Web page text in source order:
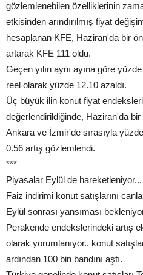
gözlemlenebilen özelliklerinin
etkisinden arındırılmış fiyat
hesaplanan KFE, Haziran'da bir
artarak KFE 111 oldu.
Geçen yılın aynı ayına göre
reel olarak yüzde 12.10 azaldı.
Üç büyük ilin konut fiyat
değerlendirildiğinde, Haziran'da
Ankara ve İzmir'de sırasıyla
0.56 artış gözlemlendi.
***
Piyasalar Eylül de hareketleniyor...
Faiz indirimi konut satışlarını
Eylül sonrası yansıması
Perakende endekslerindeki artış
olarak yorumlanıyor.. konut
ardından 100 bin bandını aştı.